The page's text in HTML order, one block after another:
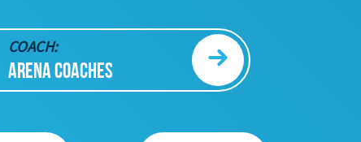
COACH:
ARENA COACHES